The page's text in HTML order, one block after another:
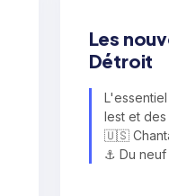
Les
Détroit
lest et des
🇺🇸
⚓ Du